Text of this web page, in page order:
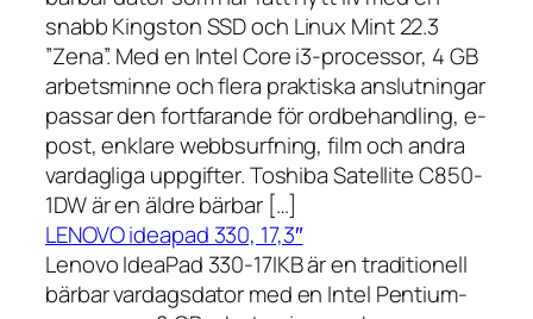
snabb Kingston SSD och Linux Mint 22.3
”Zena”. Med en Intel Core i3-processor, 4 GB
arbetsminne och flera praktiska anslutningar
passar den fortfarande för ordbehandling, e-
post, enklare webbsurfning, film och andra
vardagliga uppgifter. Toshiba Satellite C850-
1DW är en äldre bärbar […]
LENOVO ideapad 330, 17,3″
Lenovo IdeaPad 330-17IKB är en traditionell
bärbar vardagsdator med en Intel Pentium-